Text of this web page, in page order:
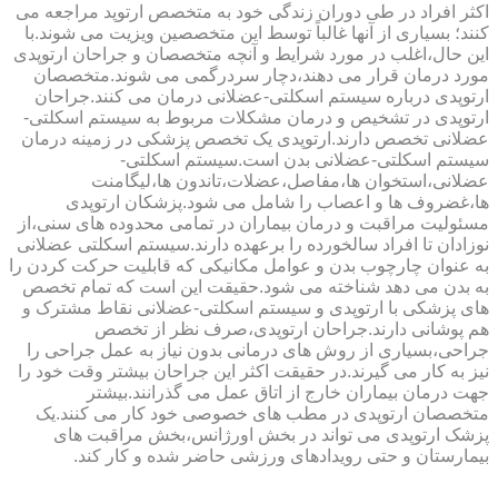
اکثر افراد در طی دوران زندگی خود به متخصص ارتوپد مراجعه می
کنند؛ بسیاری از آنها غالباً توسط این متخصصین ویزیت می شوند.با
این حال،اغلب در مورد شرایط و آنچه متخصصان و جراحان ارتوپدی
مورد درمان قرار می دهند،دچار سردرگمی می شوند.متخصصان
ارتوپدی درباره سیستم اسکلتی-عضلانی درمان می کنند.جراحان
ارتوپدی در تشخیص و درمان مشکلات مربوط به سیستم اسکلتی-
عضلانی تخصص دارند.ارتوپدی یک تخصص پزشکی در زمینه درمان
سیستم اسکلتی-عضلانی بدن است.سیستم اسکلتی-
عضلانی،استخوان ها،مفاصل،عضلات،تاندون ها،لیگامنت
ها،غضروف ها و اعصاب را شامل می شود.پزشکان ارتوپدی
مسئولیت مراقبت و درمان بیماران در تمامی محدوده های سنی،از
نوزادان تا افراد سالخورده را برعهده دارند.سیستم اسکلتی عضلانی
به عنوان چارچوب بدن و عوامل مکانیکی که قابلیت حرکت کردن را
به بدن می دهد شناخته می شود.حقیقت این است که تمام تخصص
های پزشکی با ارتوپدی و سیستم اسکلتی-عضلانی نقاط مشترک و
هم پوشانی دارند.جراحان ارتوپدی،صرف نظر از تخصص
جراحی،بسیاری از روش های درمانی بدون نیاز به عمل جراحی را
نیز به کار می گیرند.در حقیقت اکثر این جراحان بیشتر وقت خود را
جهت درمان بیماران خارج از اتاق عمل می گذرانند.بیشتر
متخصصان ارتوپدی در مطب های خصوصی خود کار می کنند.یک
پزشک ارتوپدی می تواند در بخش اورژانس،بخش مراقبت های
بیمارستان و حتی رویدادهای ورزشی حاضر شده و کار کند.